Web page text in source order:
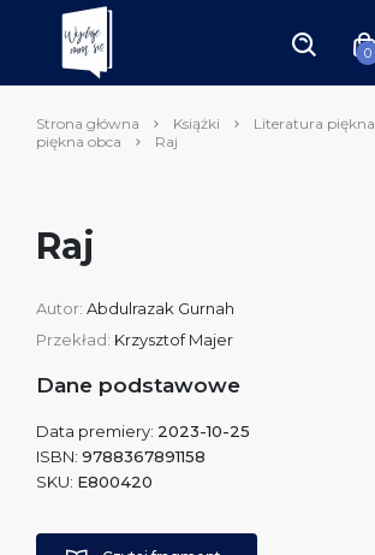
0
Strona główna Książki Literatura piękna
piękna obca
Raj
Raj
Autor: Abdulrazak Gurnah
Przekład: Krzysztof Majer
Dane podstawowe
Data premiery: 2023-10-25
ISBN: 9788367891158
SKU: E800420